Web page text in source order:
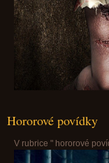
Hororové povídky
V rubrice " hororové